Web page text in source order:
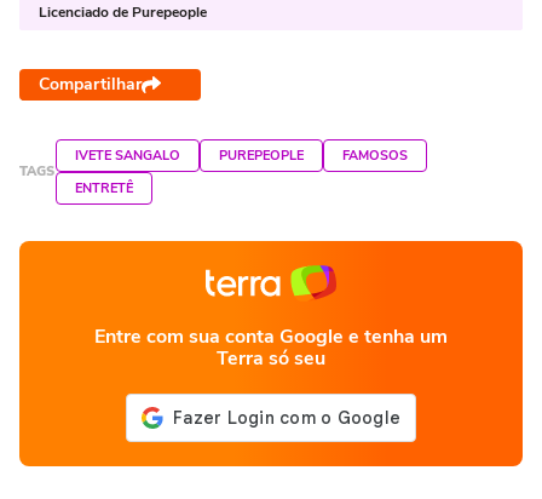
Licenciado de Purepeople
Compartilhar
TAGS
IVETE SANGALO PUREPEOPLE
FAMOSOS
ENTRETÊ
Entre com sua conta Google e tenha um
Terra só seu